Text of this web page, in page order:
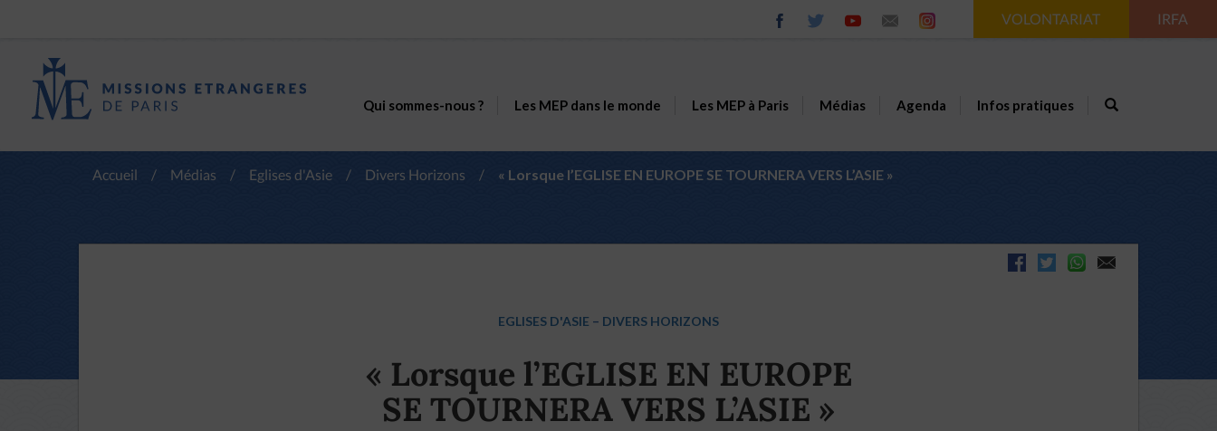
VOLONTARIAT IRFA
Qui sommes-nous ? Les MEP dans le monde Les MEP à Paris Médias Agenda Infos pratiques
Accueil / Médias / Eglises d'Asie / Divers Horizons / « Lorsque l’EGLISE EN EUROPE SE TOURNERA VERS L’ASIE »
EGLISES D'ASIE – DIVERS HORIZONS
« Lorsque l’EGLISE EN EUROPE
SE TOURNERA VERS L’ASIE »